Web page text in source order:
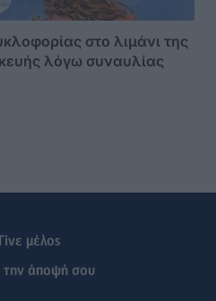
στο λιμάνι της
λόγω συναυλίας
Γίνε μέλος
την άποψή σου